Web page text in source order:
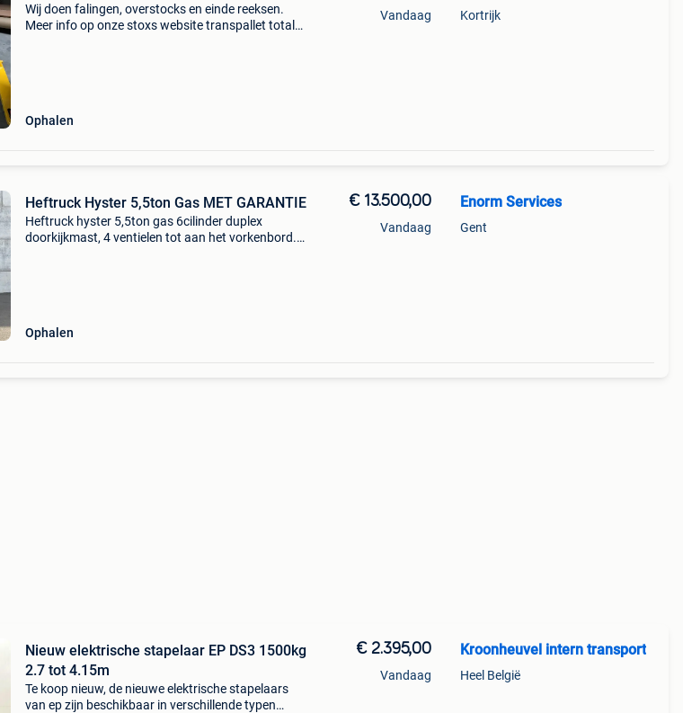
Wij doen falingen, overstocks en einde reeksen.
Meer info op onze stoxs website transpallet total
Ophalen
Vandaag Kortrijk
Heftruck Hyster 5,5ton Gas MET GARANTIE
Heftruck hyster 5,5ton gas 6cilinder duplex
doorkijkmast, 4 ventielen tot aan het vorkenbord.
Ophalen
€ 13.500,00
Vandaag
Enorm Services
Gent
Nieuw elektrische stapelaar EP DS3 1500kg
2.7 tot 4.15m
Te koop nieuw, de nieuwe elektrische stapelaars
van ep zijn beschikbaar in verschillende typen
€ 2.395,00
Vandaag
Kroonheuvel intern transport
Heel België